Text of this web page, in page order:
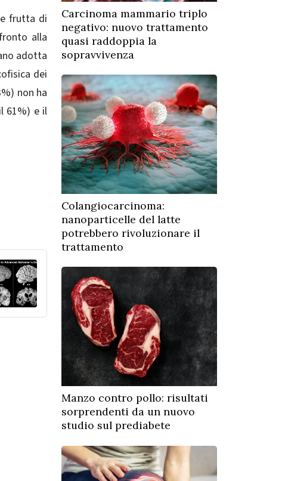
e frutta di
alla
adotta
dei
non ha
61%) e il
Carcinoma mammario triplo
negativo: nuovo trattamento
quasi raddoppia la
sopravvivenza
Colangiocarcinoma:
nanoparticelle del latte
potrebbero rivoluzionare il
trattamento
Manzo contro pollo: risultati
sorprendenti da un nuovo
studio sul prediabete